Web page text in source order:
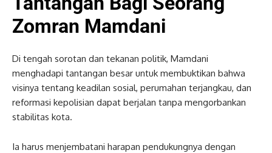
Zomran Mamdani
Di tengah sorotan dan tekanan politik, Mamdani
menghadapi tantangan besar untuk membuktikan bahwa
visinya tentang keadilan sosial, perumahan terjangkau, dan
reformasi kepolisian dapat berjalan tanpa mengorbankan
stabilitas kota.
Ia harus menjembatani harapan pendukungnya dengan